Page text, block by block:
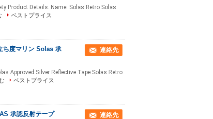
Product Details: Name: Solas Retro Solas
ベストプライス
ち度マリン Solas 承
連絡先
Approved Silver Reflective Tape Solas Retro
ベストプライス
承認反射テープ
連絡先